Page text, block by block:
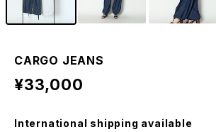
CARGO JEANS
¥33,000
International shipping available